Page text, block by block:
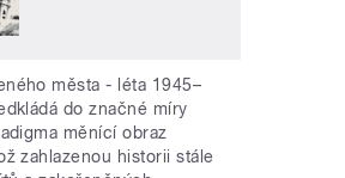
města - léta 1945–
do značné míry
měnící obraz
zahlazenou historii stále